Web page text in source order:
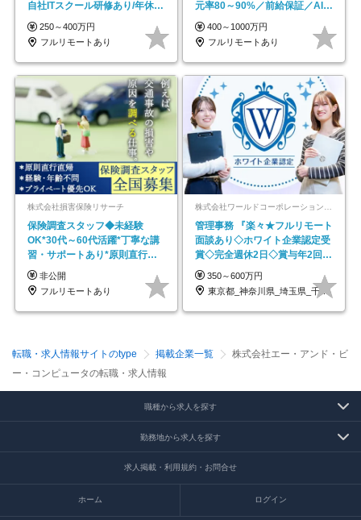
自社ITスクール研修あり/年休
130日
250～400万円
フルリモートあり
元率80～90%／前給保証／AI系
など最先端案件多数
400～1000万円
フルリモートあり
株式会社損害保険リサーチ
保険調査スタッフ◆未経験
OK*30代～60代活躍*丁寧な講
習・サポートあり*原則直行直
帰／全国募集・業務委託
非公開
フルリモートあり
管理事務 『楽々★フルリモート
面談あり◇ホワイト企業認定受
賞◇完全週休2日◇賞与年2回
/p13
350～600万円
東京都_神奈川県_埼玉県_千葉県_大阪府…
転職・求人情報サイトのtype 掲載企業一覧
株式会社エー・アンド・ビ
ー・コンピュータの転職・求人情報
職種から求人を探す
勤務地から求人を探す
求人掲載・利用規約・お問合せ
ホーム ログイン